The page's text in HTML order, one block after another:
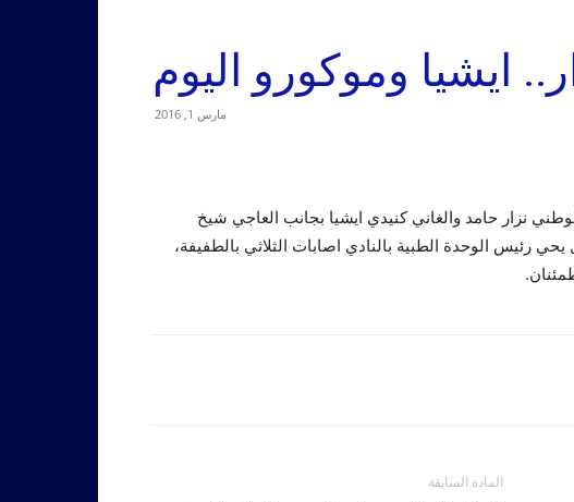
ايشيا وموكورو اليوم
مارس 1, 2016
نزار حامد والغاني كنيدي ايشيا بجانب العاجي شيخ
رئيس الوحدة الطبية بالنادي اصابات الثلاثي بالطفيفة،
المادة السابقة